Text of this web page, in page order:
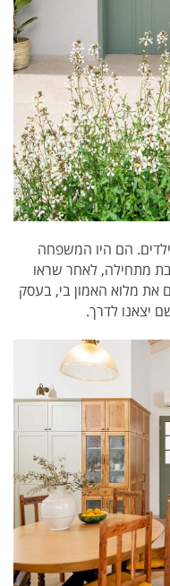
הם היו המשפחה
מתחילה, לאחר שראו
את מלוא האמון בי, בעסק
יצאנו לדרך.